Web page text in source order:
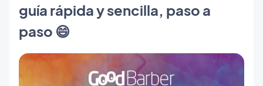
guía rápida y sencilla, paso a
paso 😄